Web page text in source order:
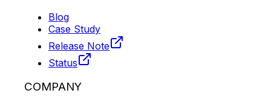
Blog
Case Study
Release Note
Status
COMPANY